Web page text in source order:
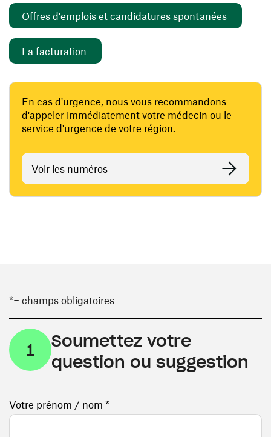
Offres d'emplois et candidatures spontanées
La facturation
En cas d'urgence, nous vous recommandons
d'appeler immédiatement votre médecin ou le
service d'urgence de votre région.
Voir les numéros
*= champs obligatoires
1
Soumettez votre
question ou suggestion
Votre prénom / nom *